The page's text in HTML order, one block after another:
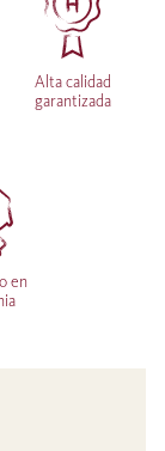
Alta calidad
garantizada
en